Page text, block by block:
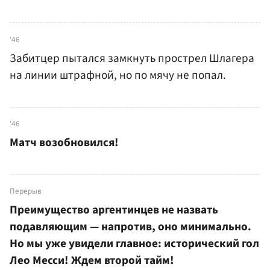
'46
Забитцер пытался замкнуть прострел Шлагера
на линии штрафной, но по мячу не попал.
'46
Матч возобновился!
Перерыв
Преимущество аргентинцев не назвать
подавляющим — напротив, оно минимально.
Но мы уже увидели главное: исторический гол
Лео Месси! Ждем второй тайм!